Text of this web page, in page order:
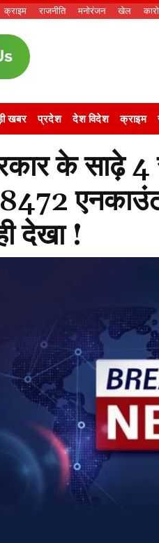
क्राइम राजनीति मनोरंजन खेल
खबर प्रदेश देश विदेश क्राइम
के साढ़े 4
देखा !